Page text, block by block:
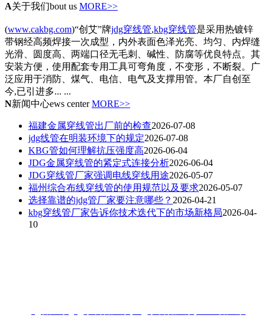
A关于我们bout us MORE>>
(www.cakbg.com)“创艾”牌jdg穿线管,kbg穿线管是采用热镀锌
带钢经高频焊接一次成型，内外表面色泽光亮、均匀、内焊缝
光滑、圆度高、两端口径无毛刺、碱性、防腐等优良特点。其
安装方便，使用配套专用工具可弯角度，不变形，不断裂。广
泛应用于消防、煤气、电信、电气及支撑用管。本厂自创至
今,已引进多... ...
N新闻中心ews center MORE>>
福建金属穿线管出厂前的检查2026-07-08
jdg线管在明装环境下的规定2026-07-08
KBG管如何理解抗压强度高2026-06-04
JDG金属穿线管的紧定式连接分析2026-06-04
JDG穿线管厂家强调电线穿线用途2026-05-07
福州综合布线穿线管的使用规范以及要求2026-05-07
选择靠谱的jdg管厂家要注意哪些？ 2026-04-21
kbg穿线管厂家告诉你技术迭代下的市场新格局2026-04-
10